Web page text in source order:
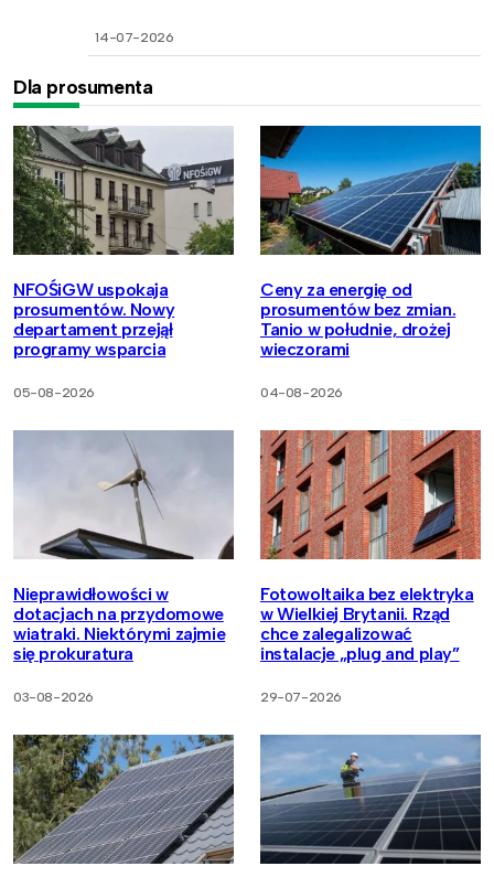
14-07-2026
Dla prosumenta
NFOŚiGW uspokaja
prosumentów. Nowy
departament przejął
programy wsparcia
05-08-2026
Ceny za energię od
prosumentów bez zmian.
Tanio w południe, drożej
wieczorami
04-08-2026
Nieprawidłowości w
dotacjach na przydomowe
wiatraki. Niektórymi zajmie
się prokuratura
03-08-2026
Fotowoltaika bez elektryka
w Wielkiej Brytanii. Rząd
chce zalegalizować
instalacje „plug and play”
29-07-2026